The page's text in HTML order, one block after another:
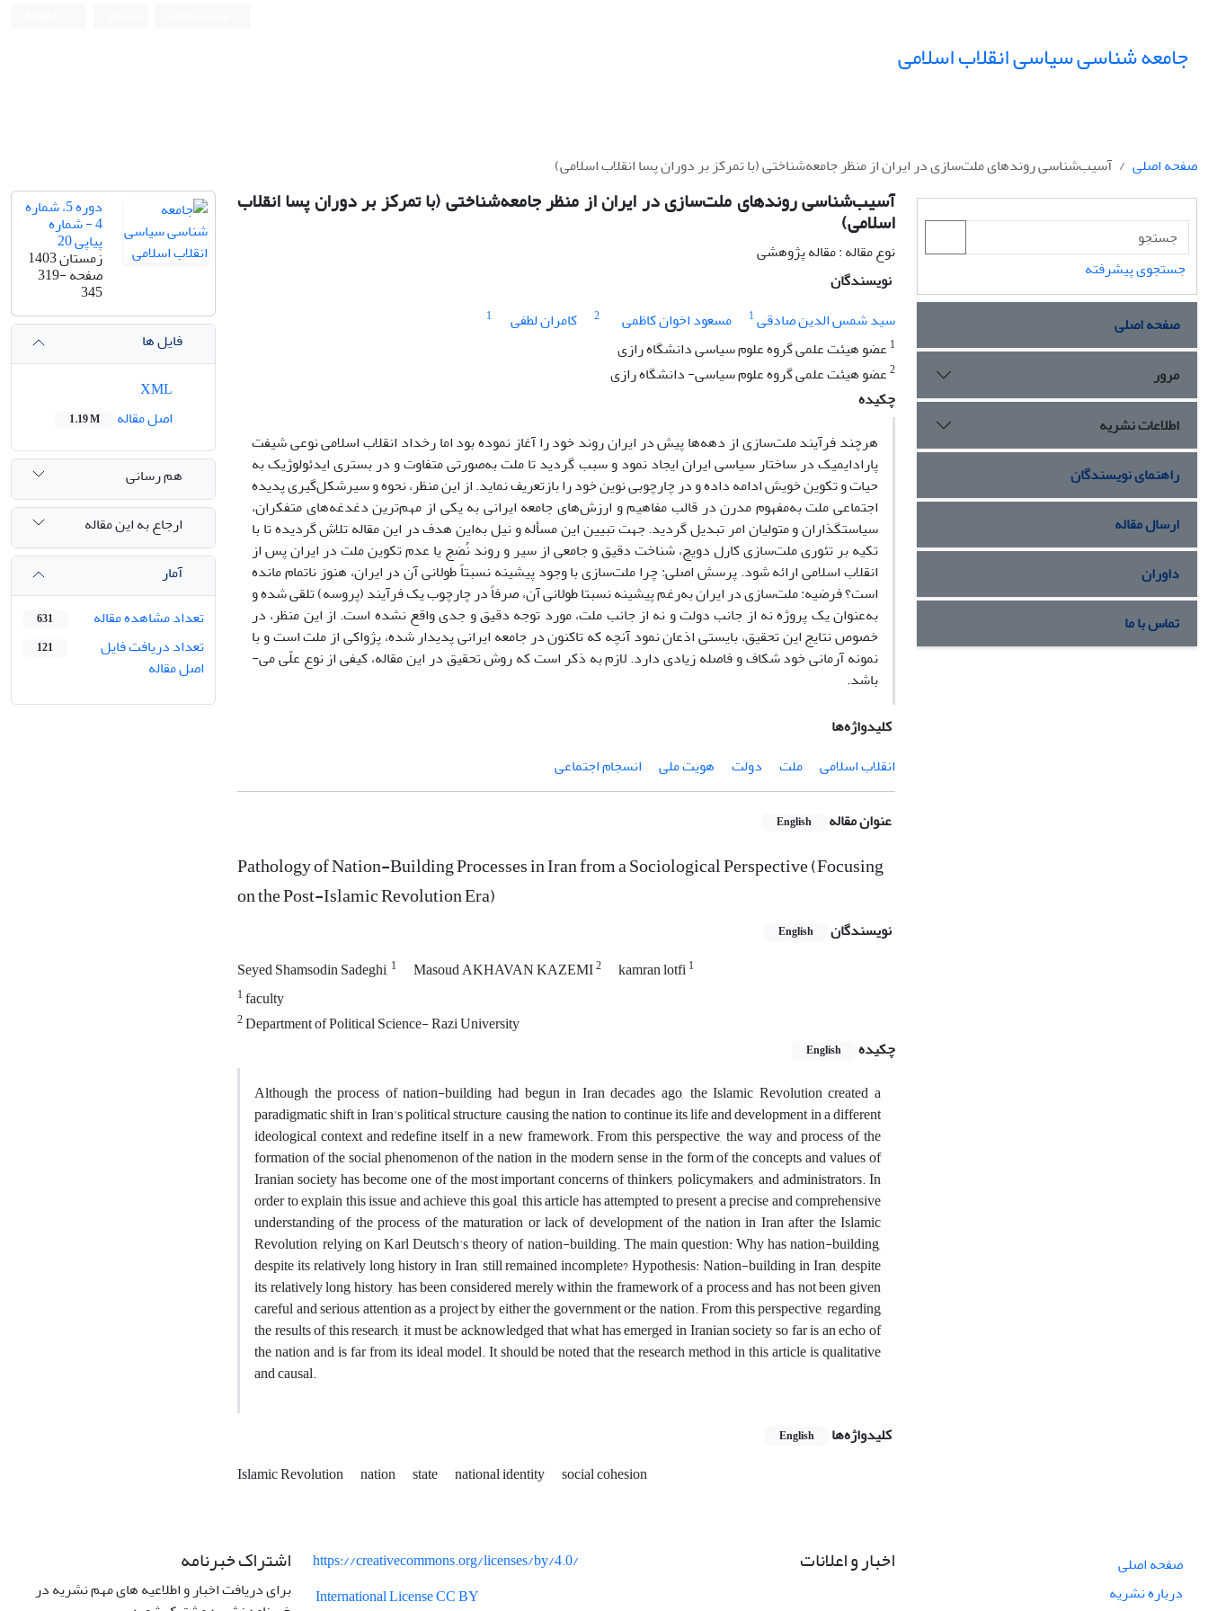
جامعه شناسی سیاسی انقلاب اسلامی
صفحه اصلی آسیب‌شناسی روندهای ملت‌سازی در ایران از منظر جامعه‌شناختی (با تمرکز بر دوران پسا انقلاب اسلامی)
آسیب‌شناسی روندهای ملت‌سازی در ایران از منظر جامعه‌شناختی (با تمرکز بر دوران پسا انقلاب
اسلامی)
نوع مقاله : مقاله پژوهشی
نویسندگان
سید شمس الدین صادقی1 مسعود اخوان کاظمی 2 کامران لطفی
1
1 عضو هیئت علمی گروه علوم سیاسی دانشگاه رازی
2عضو هیئت علمی گروه علوم سیاسی- دانشگاه رازی
چکیده
هرچند فرآیند ملت‌سازی از دهه‌ها پیش در ایران روند خود را آغاز نموده بود اما رخداد انقلاب اسلامی نوعی شیفت
پارادایمیک در ساختار سیاسی ایران ایجاد نمود و سبب گردید تا ملت به‌صورتی متفاوت و در بستری ایدئولوژیک به
حیات و تکوین خویش ادامه داده و در چارچوبی نوین خود را بازتعریف نماید‌. از این منظر، نحوه و سیرشکل‌گیری پدیده
اجتماعی ملت به‌مفهوم مدرن در قالب مفاهیم و ارزش‌های جامعه ایرانی به یکی از مهم‌ترین دغدغه‌های متفکران،
سیاستگذاران و متولیان امر تبدیل گردید. جهت تبیین این مسأله و نیل به‌این هدف در این مقاله تلاش گردیده تا با
تکیه بر تئوری ملت‌سازی کارل ‌دویچ، شناخت دقیق و جامعی از سیر و روند نُضج یا عدم تکوین ملت در ایران پس از
انقلاب اسلامی ارائه شود. پرسش اصلی: چرا ملت‌سازی با وجود پیشینه نسبتاً طولانی آن در ایران، هنوز ناتمام مانده
است؟ فرضیه: ملت‌سازی در ایران به‌رغم پیشینه نسبتا طولانی آن، صرفاً در چارچوب یک فرآیند (پروسه) تلقی شده و
به‌عنوان یک پروژه نه ‌از جانب دولت و نه ‌از جانب ملت، مورد توجه دقیق و جدی واقع نشده است. از این منظر، در
خصوص نتایج این تحقیق، بایستی اذعان نمود آنچه که تاکنون در جامعه ایرانی پدیدار شده، پژواکی از ملت است و با
نمونه آرمانی خود شکاف و فاصله زیادی دارد. لازم به ذکر است که روش تحقیق در این مقاله، کیفی از نوع علّی می-
باشد.
کلیدواژه‌ها
انقلاب اسلامی
ملت دولت هویت ملی انسجام اجتماعی
عنوان مقاله English
Pathology of Nation-Building Processes in Iran from a Sociological Perspective (Focusing
on the Post-Islamic Revolution Era)
نویسندگان English
Seyed Shamsodin Sadeghi, 1 Masoud AKHAVAN KAZEMI2 kamran lotfi1
1faculty
2Department of Political Science- Razi University
چکیده
English
Although the process of nation-building had begun in Iran decades ago, the Islamic Revolution created a
paradigmatic shift in Iran's political structure, causing the nation to continue its life and development in a different
ideological context and redefine itself in a new framework. From this perspective, the way and process of the
formation of the social phenomenon of the nation in the modern sense in the form of the concepts and values ​​of
Iranian society has become one of the most important concerns of thinkers, policymakers, and administrators. In
order to explain this issue and achieve this goal, this article has attempted to present a precise and comprehensive
understanding of the process of the maturation or lack of development of the nation in Iran after the Islamic
Revolution, relying on Karl Deutsch's theory of nation-building. The main question: Why has nation-building,
despite its relatively long history in Iran, still remained incomplete? Hypothesis: Nation-building in Iran, despite
its relatively long history, has been considered merely within the framework of a process and has not been given
careful and serious attention as a project by either the government or the nation. From this perspective, regarding
the results of this research, it must be acknowledged that what has emerged in Iranian society so far is an echo of
the nation and is far from its ideal model. It should be noted that the research method in this article is qualitative
and causal.
کلیدواژه‌ها English
Islamic Revolution nation state national identity social cohesion
دوره 5، شماره
4 - شماره
پیاپی 20
زمستان 1403
صفحه319-
345
فایل ها
اصل مقاله
1.19 M
هم رسانی
ارجاع به این مقاله
آمار
تعداد مشاهده مقاله
631
تعداد دریافت فایل
اصل مقاله
121
جستجوی پیشرفته
صفحه اصلی
مرور
اطلاعات نشریه
راهنمای نویسندگان
ارسال مقاله
داوران
تماس با ما
صفحه اصلی
درباره نشریه
اخبار و اعلانات
https://creativecommons.org/licenses/by/4.0/
International License CC BY
اشتراک خبرنامه
برای دریافت اخبار و اطلاعیه های مهم نشریه در